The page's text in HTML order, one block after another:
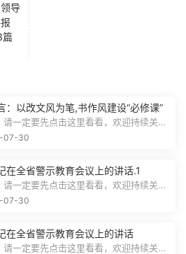
导
篇
：以改文风为笔,书作风建设“必修课”
请一定要先点击这里看看，欢迎持续关
模板每天推送预览结束，本文...
07-30
在全省警示教育会议上的讲话.1
请一定要先点击这里看看，欢迎持续关
模板每天推送预览结束，本文...
07-30
在全省警示教育会议上的讲话
请一定要先点击这里看看，欢迎持续关